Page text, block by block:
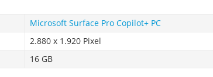
Microsoft Surface Pro Copilot+ PC
2.880 x 1.920 Pixel
16 GB